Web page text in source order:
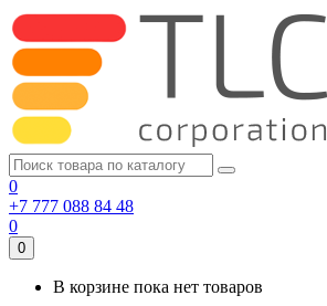
0
+7 777 088 84 48
0
0
В корзине пока нет товаров